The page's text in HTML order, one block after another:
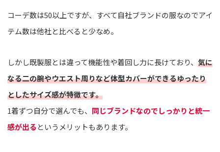
コーデ数は50以上ですが、すべて自社ブランドの服なのでアイ
テム数は他社と比べると少なめ。
しかし既製服とは違って機能性や着回し力に長けており、 気に
なる二の腕やウエスト周りなど体型カバーができるゆったり
としたサイズ感が特徴です。
1着ずつ自分で選んでも、 同じブランドなのでしっかりと統一
感が出る というメリットもあります。